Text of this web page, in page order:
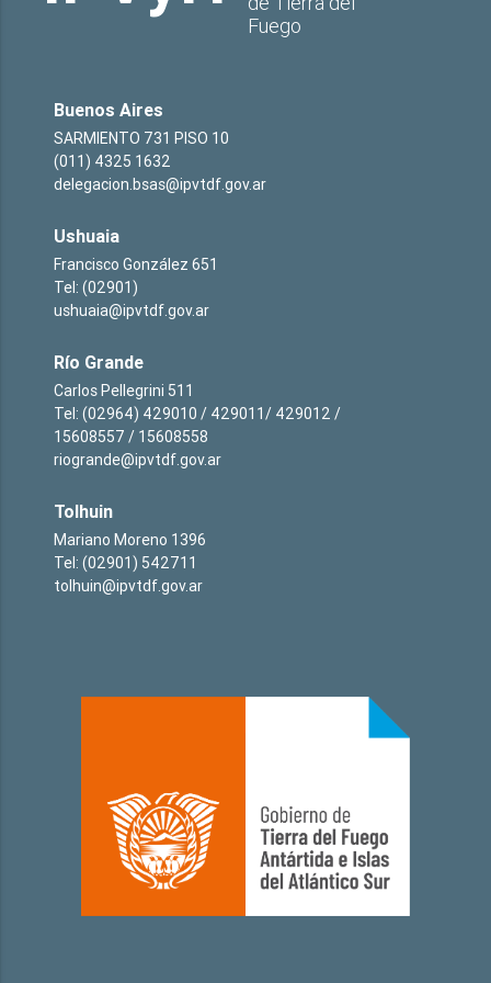
Fuego
Buenos Aires
SARMIENTO 731 PISO 10
(011) 4325 1632
delegacion.bsas@ipvtdf.gov.ar
Ushuaia
Francisco González 651
Tel: (02901)
ushuaia@ipvtdf.gov.ar
Río Grande
Carlos Pellegrini 511
Tel: (02964) 429010 / 429011/ 429012 /
15608557 / 15608558
riogrande@ipvtdf.gov.ar
Tolhuin
Mariano Moreno 1396
Tel: (02901) 542711
tolhuin@ipvtdf.gov.ar